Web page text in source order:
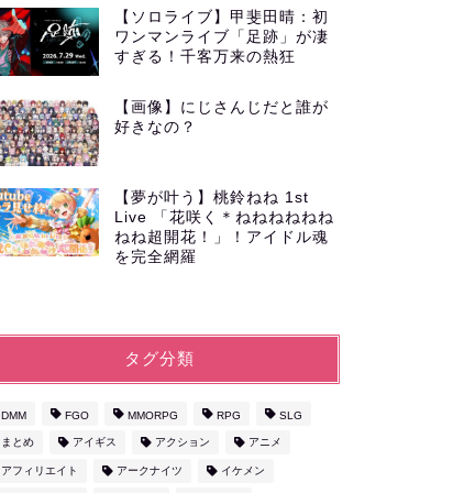
【ソロライブ】甲斐田晴：初
ワンマンライブ「足跡」が凄
すぎる！千客万来の熱狂
【画像】にじさんじだと誰が
好きなの？
【夢が叶う】桃鈴ねね 1st
Live 「花咲く＊ねねねねねね
ねね超開花！」！アイドル魂
を完全網羅
タグ分類
DMM FGO MMORPG RPG SLG
まとめ アイギス アクション アニメ
アフィリエイト アークナイツ イケメン